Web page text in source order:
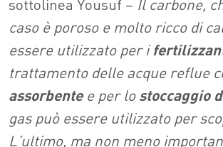
caso è poroso e molto ricco di
essere utilizzato per i
trattamento delle acque reflue
assorbentee per lostoccaggio
gas può essere utilizzato per
L’ultimo, ma non meno